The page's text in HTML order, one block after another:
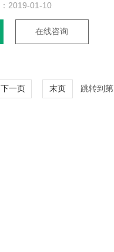
2019-01-10
在线咨询
下一页 末页 跳转到第